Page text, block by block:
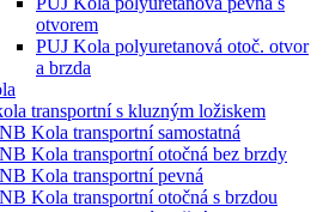
otvorem
PUJ Kola polyuretanová otoč. otvor
a brzda
transportní s kluzným ložiskem
Kola transportní samostatná
Kola transportní otočná bez brzdy
Kola transportní pevná
Kola transportní otočná s brzdou